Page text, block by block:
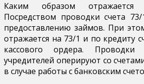
Каким образом отражается
Посредством проводки счета
предоставлению займов. При
отражается на 73/1 и по кредиту
кассового ордера.
учредителей оперируют со
в случае работы с банковским